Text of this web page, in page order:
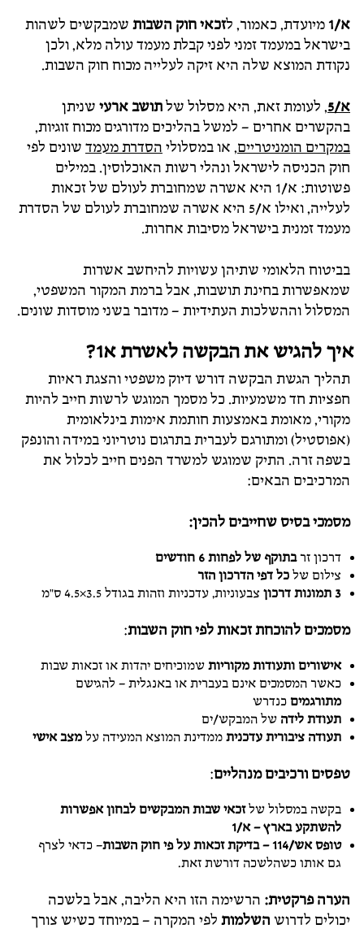
א/1 מיועדת, כאמור, לזכאי חוק השבות שמבקשים לשהות
בישראל במעמד זמני לפני קבלת מעמד עולה מלא, ולכן
נקודת המוצא שלה היא זיקה לעלייה מכוח חוק השבות.
א/5 , לעומת זאת, היא מסלול שלתושב ארעי שניתן
בהקשרים אחרים – למשל בהליכים מדורגים מכוח זוגיות,
במקרים הומניטריים, או במסלולי הסדרת מעמד שונים לפי
חוק הכניסה לישראל ונהלי רשות האוכלוסין. במילים
פשוטות: א/1 היא אשרה שמחוברת לעולם של זכאות
לעלייה, ואילו א/5 היא אשרה שמחוברת לעולם של הסדרת
מעמד זמנית בישראל מסיבות אחרות.
בביטוח הלאומי שתיהן עשויות להיחשב אשרות
שמאפשרות בחינת תושבות, אבל ברמת המקור המשפטי,
המסלול וההשלכות העתידיות – מדובר בשני מוסדות שונים.
איך להגיש את הבקשה לאשרת א1?
תהליך הגשת הבקשה דורש דיוק משפטי והצגת ראיות
חפציות חד משמעיות. כל מסמך המוגש לרשות חייב להיות
מקורי, מאומת באמצעות חותמת אימות בינלאומית
(אפוסטיל) ומתורגם לעברית בתרגום נוטריוני במידה והונפק
בשפה זרה. התיק שמוגש למשרד הפנים חייב לכלול את
המרכיבים הבאים:
מסמכי בסיס שחייבים להכין:
דרכון זרבתוקף של לפחות 6 חודשים
צילום של כל דפי הדרכון הזר
3 תמונות דרכון
צבעוניות, עדכניות וזהות בגודל 3.5×4.5 ס"מ
מסמכים להוכחת זכאות לפי חוק השבות:
אישורים ותעודות מקוריות שמוכיחים יהדות או זכאות שבות
כאשר המסמכים אינם בעברית או באנגלית – להגישם
מתורגמים כנדרש
תעודת לידה של המבקש/ים
תעודה ציבורית עדכנית ממדינת המוצא המעידה על מצב אישי
טפסים ורכיבים מנהליים:
בקשה במסלול שלזכאי שבות המבקשים לבחון אפשרות
להשתקע בארץ – א/1
טופס אש/114 – בדיקת זכאות על פי חוק השבות
– כדאי לצרף
גם אותו כשהלשכה דורשת זאת.
הערה פרקטית: הרשימה הזו היא הליבה, אבל בלשכה
יכולים לדרושהשלמות לפי המקרה – במיוחד כשיש צורך